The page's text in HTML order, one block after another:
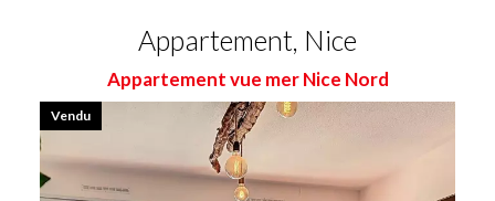
Appartement, Nice
Appartement vue mer Nice Nord
Vendu